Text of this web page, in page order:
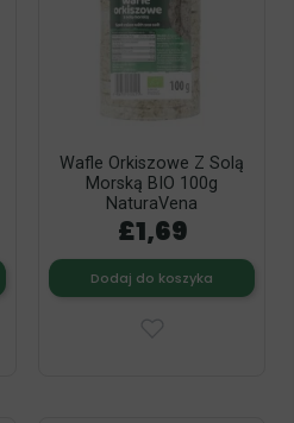
Wafle Orkiszowe Z Solą
Morską BIO 100g
NaturaVena
£1,69
Dodaj do koszyka